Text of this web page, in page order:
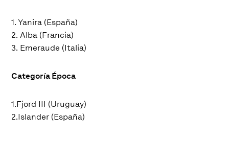
1. Yanira (España)
2. Alba (Francia)
3. Emeraude (Italia)
Categoría Época
1.Fjord III (Uruguay)
2.Islander (España)